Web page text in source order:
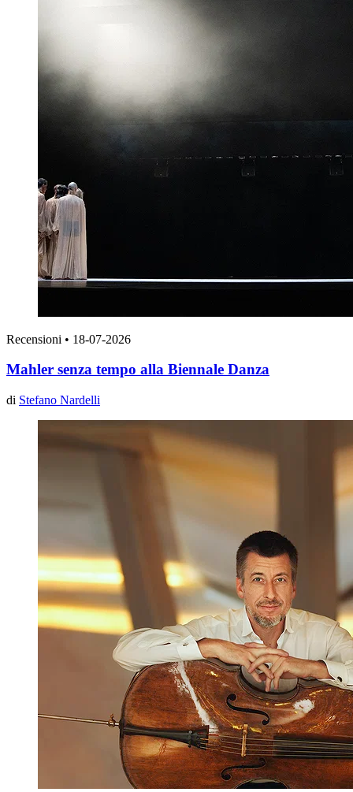
Recensioni • 18-07-2026
Mahler senza tempo alla Biennale Danza
di Stefano Nardelli